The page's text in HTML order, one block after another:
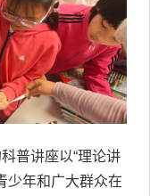
普讲座以“理论讲
少年和广大群众在